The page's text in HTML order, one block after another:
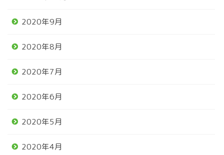
2020年9月
2020年8月
2020年7月
2020年6月
2020年5月
2020年4月